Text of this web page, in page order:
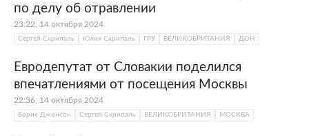
по делу об отравлении
23:22, 14 октября 2024
Сергей Скрипаль Юлия Скрипаль ГРУ ВЕЛИКОБРИТАНИЯ ДОН
Евродепутат от Словакии поделился
впечатлениями от посещения Москвы
22:36, 14 октября 2024
Борис Джонсон Сергей Скрипаль ВЕЛИКОБРИТАНИЯ МОСКВА